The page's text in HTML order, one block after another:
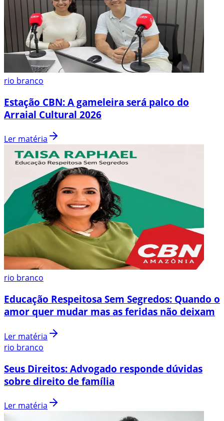
rio branco
Estação CBN: A gameleira será palco do
Arraial Cultural 2026
Ler matéria
rio branco
Educação Respeitosa Sem Segredos: Quando o
amor quer mudar mas as feridas não deixam
Ler matéria
rio branco
Seus Direitos: Advogado responde dúvidas
sobre direito de família
Ler matéria